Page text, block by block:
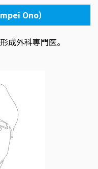
Ono）
成外科専門医。